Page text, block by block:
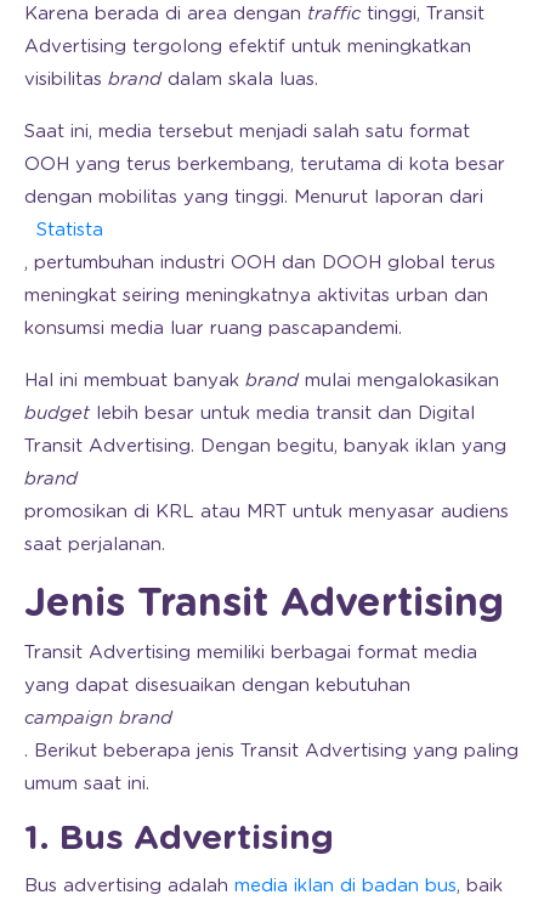
Karena berada di area dengan traffictinggi, Transit
Advertising tergolong efektif untuk meningkatkan
visibilitas brand dalam skala luas.
Saat ini, media tersebut menjadi salah satu format
OOH yang terus berkembang, terutama di kota besar
dengan mobilitas yang tinggi. Menurut laporan dari
Statista
, pertumbuhan industri OOH dan DOOH global terus
meningkat seiring meningkatnya aktivitas urban dan
konsumsi media luar ruang pascapandemi.
Hal ini membuat banyak brand mulai mengalokasikan
budgetlebih besar untuk media transit dan Digital
Transit Advertising. Dengan begitu, banyak iklan yang
brand
promosikan di KRL atau MRT untuk menyasar audiens
saat perjalanan.
Jenis Transit Advertising
Transit Advertising memiliki berbagai format media
yang dapat disesuaikan dengan kebutuhan
campaign brand
. Berikut beberapa jenis Transit Advertising yang paling
umum saat ini.
1. Bus Advertising
Bus advertising adalah media iklan di badan bus, baik